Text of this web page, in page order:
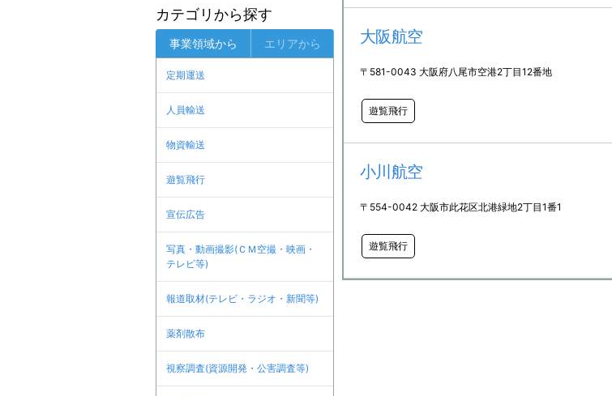
カテゴリから探す
事業領域から エリアから
定期運送
人員輸送
物資輸送
遊覧飛行
宣伝広告
写真・動画撮影(ＣＭ空撮・映画・
テレビ等)
報道取材(テレビ・ラジオ・新聞等)
薬剤散布
視察調査(資源開発・公害調査等)
大阪航空
〒581-0043 大阪府八尾市空港2丁目12番地
遊覧飛行
小川航空
〒554-0042 大阪市此花区北港緑地2丁目1番1
遊覧飛行